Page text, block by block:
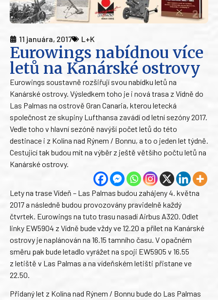
11 januára, 2017 L+K
Eurowings nabídnou více
letů na Kanárské ostrovy
Eurowings soustavně rozšiřují svou nabídku letů na
Kanárské ostrovy. Výsledkem toho je i nová trasa z Vídně do
Las Palmas na ostrově Gran Canaria, kterou letecká
společnost ze skupiny Lufthansa zavádí od letní sezóny 2017.
Vedle toho v hlavní sezóně navýší počet letů do této
destinace i z Kolína nad Rýnem / Bonnu, a to o jeden let týdně.
Cestující tak budou mít na výběr z ještě většího počtu letů na
Kanárské ostrovy.
Lety na trase Vídeň – Las Palmas budou zahájeny 4. května
2017 a následně budou provozovány pravidelně každý
čtvrtek. Eurowings na tuto trasu nasadí Airbus A320. Odlet
linky EW5904 z Vídně bude vždy ve 12.20 a přílet na Kanárské
ostrovy je naplánován na 16.15 tamního času. V opačném
směru pak bude letadlo vyrážet na spoji EW5905 v 16.55
z letiště v Las Palmas a na vídeňském letišti přistane ve
22.50.
Přidaný let z Kolína nad Rýnem / Bonnu bude do Las Palmas